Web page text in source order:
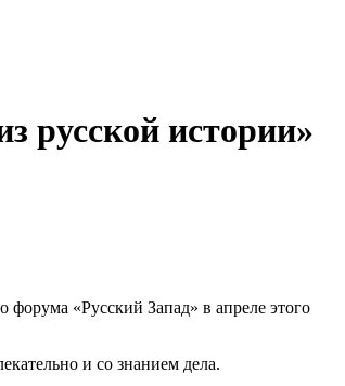
русской истории»
«Русский Запад» в апреле этого
и со знанием дела.